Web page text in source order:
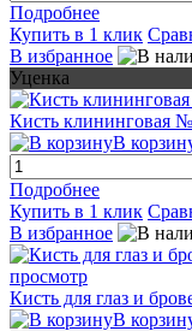
Подробнее
Купить в 1 клик
В избранное
Уценка
Кисть клининговая
В
Подробнее
Купить в 1 клик
В избранное
просмотр
Кисть для глаз и
В